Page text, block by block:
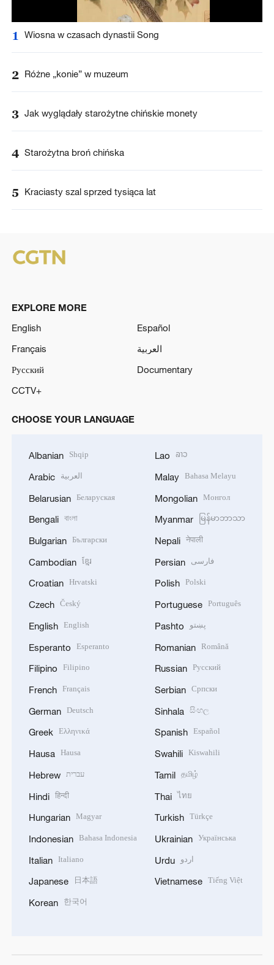
1 Wiosna w czasach dynastii Song
2 Różne „konie” w muzeum
3 Jak wyglądały starożytne chińskie monety
4 Starożytna broń chińska
5 Kraciasty szal sprzed tysiąca lat
EXPLORE MORE
English
Español
Français
العربية
Русский
Documentary
CCTV+
CHOOSE YOUR LANGUAGE
Albanian Shqip
Arabic العربية
Belarusian Беларуская
Bengali বাংলা
Bulgarian Български
Cambodian ខ្មែរ
Croatian Hrvatski
Czech Český
English English
Esperanto Esperanto
Filipino Filipino
French Français
German Deutsch
Greek Ελληνικά
Hausa Hausa
Hebrew עברית
Hindi हिन्दी
Hungarian Magyar
Indonesian Bahasa Indonesia
Italian Italiano
Japanese 日本語
Korean 한국어
Lao ລາວ
Malay Bahasa Melayu
Mongolian Монгол
Myanmar မြန်မာဘာသာ
Nepali नेपाली
Persian فارسی
Polish Polski
Portuguese Português
Pashto پښتو
Romanian Română
Russian Русский
Serbian Српски
Sinhala සිංහල
Spanish Español
Swahili Kiswahili
Tamil தமிழ்
Thai ไทย
Turkish Türkçe
Ukrainian Українська
Urdu اردو
Vietnamese Tiếng Việt